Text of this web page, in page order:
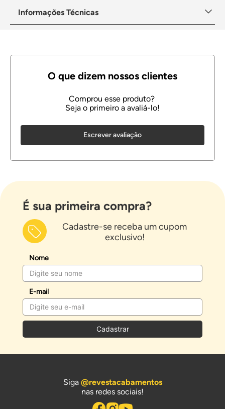
Informações Técnicas
Escrever avaliação
É sua primeira compra?
Cadastre-se receba um cupom
exclusivo!
Nome
E-mail
Cadastrar
Siga @revestacabamentos
nas redes sociais!